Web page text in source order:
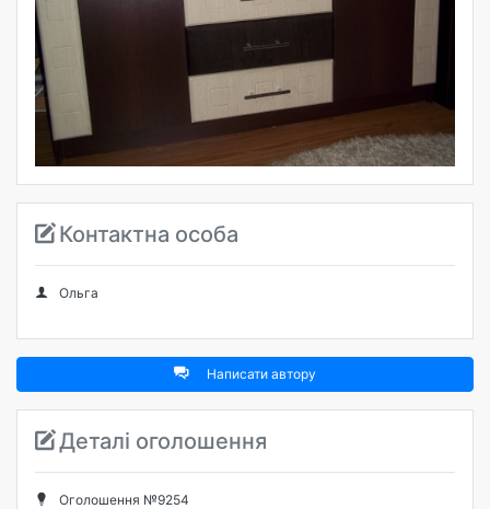
Контактна особа
Ольга
Написати автору
Деталі оголошення
Оголошення №9254